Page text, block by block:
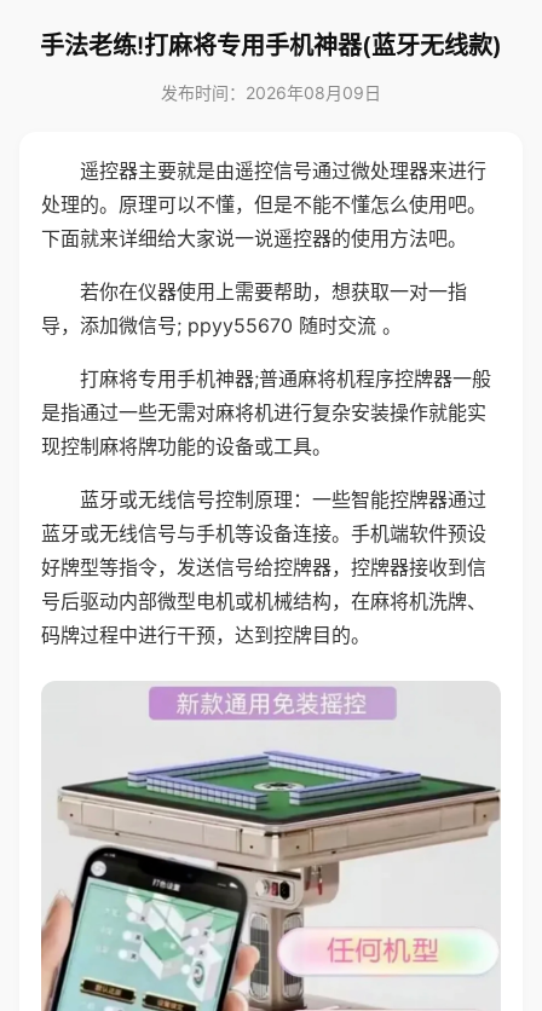
手法老练!打麻将专用手机神器(蓝牙无线款)
发布时间：2026年08月09日
遥控器主要就是由遥控信号通过微处理器来进行
处理的。原理可以不懂，但是不能不懂怎么使用吧。
下面就来详细给大家说一说遥控器的使用方法吧。
若你在仪器使用上需要帮助，想获取一对一指
导，添加微信号; ppyy55670 随时交流 。
打麻将专用手机神器;普通麻将机程序控牌器一般
是指通过一些无需对麻将机进行复杂安装操作就能实
现控制麻将牌功能的设备或工具。
蓝牙或无线信号控制原理：一些智能控牌器通过
蓝牙或无线信号与手机等设备连接。手机端软件预设
好牌型等指令，发送信号给控牌器，控牌器接收到信
号后驱动内部微型电机或机械结构，在麻将机洗牌、
码牌过程中进行干预，达到控牌目的。